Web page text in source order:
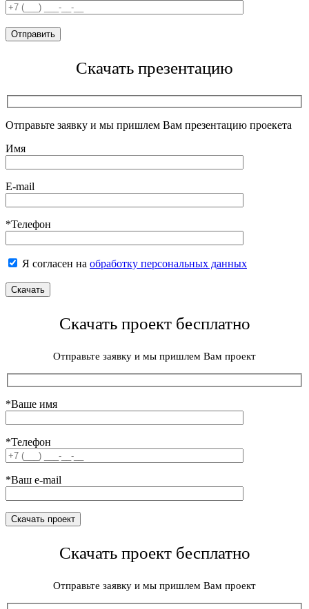
Скачать презентацию
Отправьте заявку и мы пришлем Вам презентацию проекета
Имя
E-mail
*Телефон
Я согласен на обработку персональных данных
Скачать проект бесплатно
Отправьте заявку и мы пришлем Вам проект
*Ваше имя
*Телефон
*Ваш e-mail
Скачать проект бесплатно
Отправьте заявку и мы пришлем Вам проект